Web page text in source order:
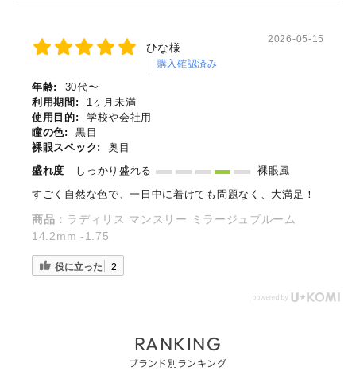
ひな様
購入確認済み
2026-05-15
年齢:
30代〜
利用期間:
1ヶ月未満
使用目的:
学校や会社用
瞳の色:
黒目
裸眼スペック:
奥目
盛れ度
しっかり盛れる
裸眼風
すごく自然な色で、一日中に着けても問題なく、大満足！
商品： ラディリス マンスリー ミラージュブルーム
14.2mm -1.75
役に立った 2
RANKING
ブランド別ランキング